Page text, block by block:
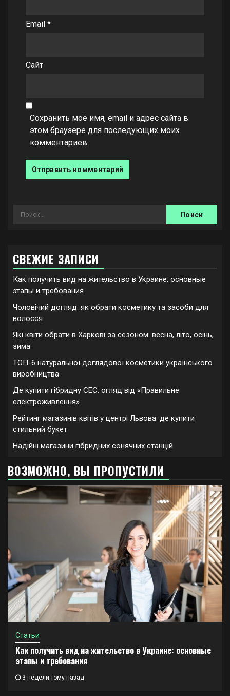
Email *
Сайт
Сохранить моё имя, email и адрес сайта в
этом браузере для последующих моих
комментариев.
Найти:
СВЕЖИЕ ЗАПИСИ
Как получить вид на жительство в Украине: основные
этапы и требования
Чоловічий догляд: як обрати косметику та засоби для
волосся
Які квіти обрати в Харкові за сезоном: весна, літо, осінь,
зима
ТОП-6 натуральної доглядової косметики українського
виробництва
Де купити гібридну СЕС: огляд від «Правильне
електроживлення»
Рейтинг магазинів квітів у центрі Львова: де купити
стильний букет
Надійні магазини гібридних сонячних станцій
ВОЗМОЖНО, ВЫ ПРОПУСТИЛИ
Статьи
Как получить вид на жительство в Украине: основные
этапы и требования
3 недели тому назад